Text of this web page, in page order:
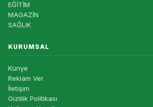
EĞİTİM
MAGAZİN
SAĞLIK
KURUMSAL
Künye
Reklam Ver
İletişim
Gizlilik Politikası